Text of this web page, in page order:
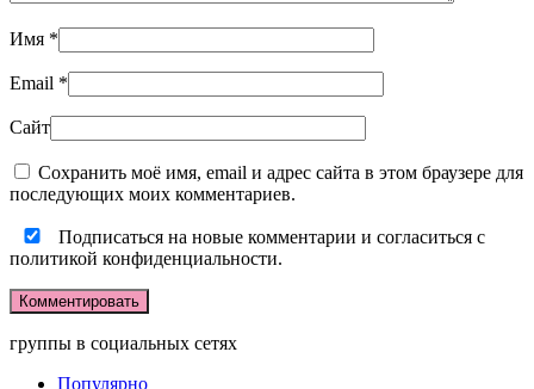
Имя *
Email *
Сайт
Сохранить моё имя, email и адрес сайта в этом браузере для
последующих моих комментариев.
Подписаться на новые комментарии и согласиться с
политикой конфиденциальности.
группы в социальных сетях
Популярно